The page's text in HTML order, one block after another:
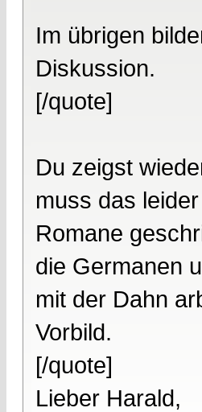
Im übrigen
Diskussion.
[/quote]
Du zeigst
muss das
Romane
die Germanen
mit der Dahn
Vorbild.
[/quote]
Lieber Harald,